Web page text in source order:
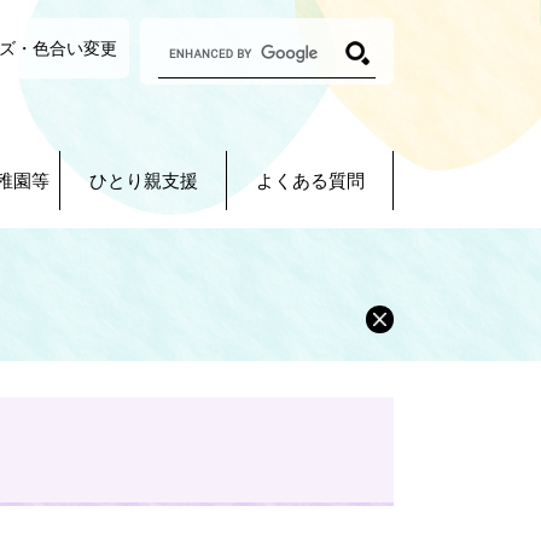
・色合い変更
o
ス
ム
園等 ひとり親支援 よくある質問